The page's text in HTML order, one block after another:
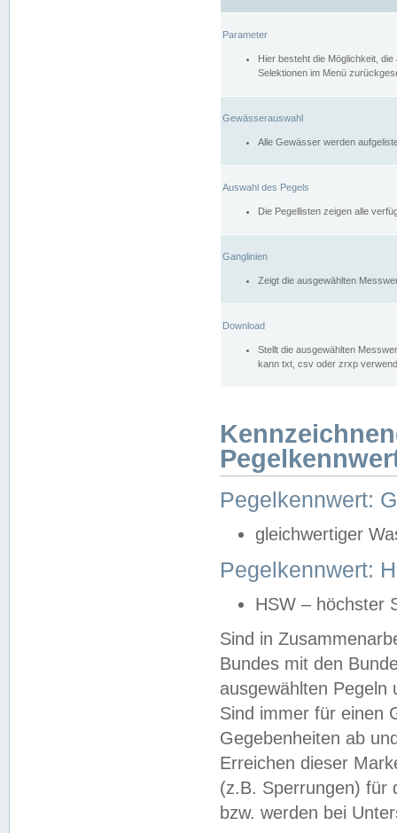
Parameter
Hier besteht die Möglichkeit,
Selektionen im Menü
Gewässerauswahl
Alle Gewässer werden
Auswahl des Pegels
Die Pegellisten zeigen alle
Ganglinien
Zeigt die ausgewählten
Download
Stellt die ausgewählten
kann txt, csv oder zrxp
Pegelkennwert:
gleichwertiger
Pegelkennwert:
HSW – höchster
Sind in
Bundes mit den
ausgewählten
Sind immer für einen
Gegebenheiten ab
Erreichen dieser
(z.B. Sperrungen) für
bzw. werden bei